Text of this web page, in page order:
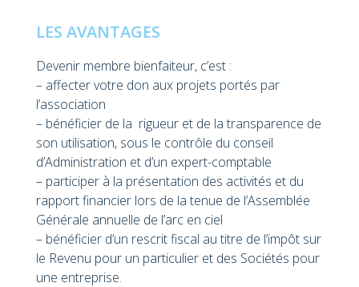
LES AVANTAGES
Devenir membre bienfaiteur, c’est :
– affecter votre don aux projets portés par
l’association
– bénéficier de la rigueur et de la transparence de
son utilisation, sous le contrôle du conseil
d’Administration et d’un expert-comptable
– participer à la présentation des activités et du
rapport financier lors de la tenue de l’Assemblée
Générale annuelle de l’arc en ciel
– bénéficier d’un rescrit fiscal au titre de l’impôt sur
le Revenu pour un particulier et des Sociétés pour
une entreprise.